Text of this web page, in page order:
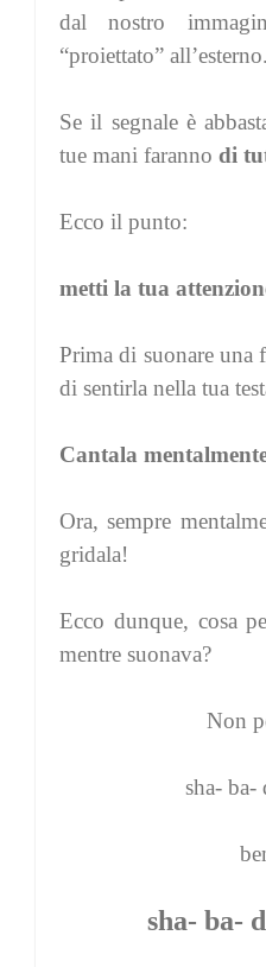
dal nostro
“proiettato” all’esterno.
Se il segnale è
tue mani faranno di
Ecco il punto:
metti la tua
Prima di suonare una
di sentirla nella tua
Cantala
Ora, sempre
gridala!
Ecco dunque, cosa
mentre suonava?
Non
sha- ba-
sha- ba-